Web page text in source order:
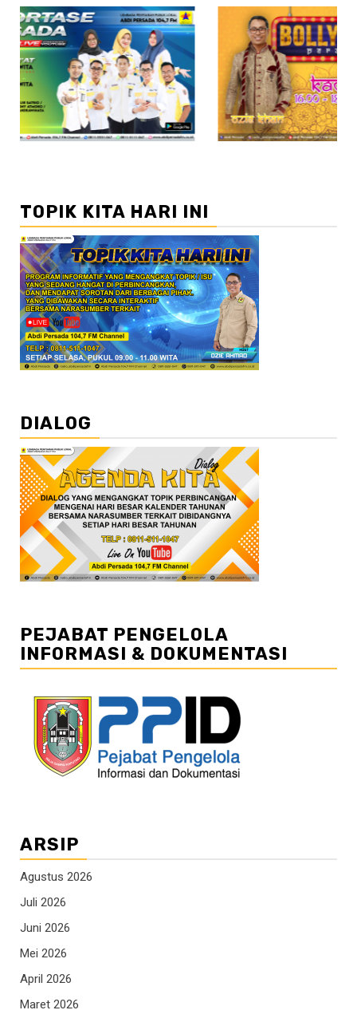
//2
TOPIK KITA HARI INI
DIALOG
PEJABAT PENGELOLA
INFORMASI & DOKUMENTASI
ARSIP
Agustus 2026
Juli 2026
Juni 2026
Mei 2026
April 2026
Maret 2026